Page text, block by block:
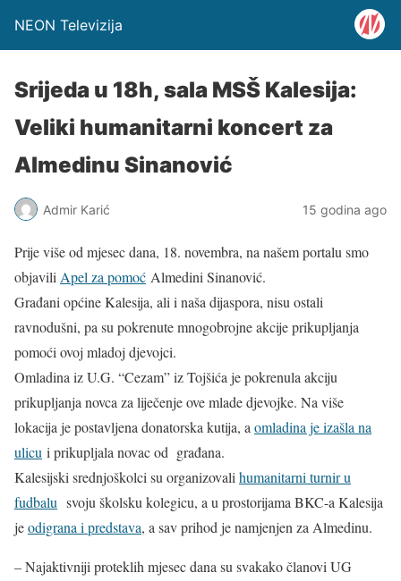
NEON Televizija
Srijeda u 18h, sala MSŠ Kalesija:
Veliki humanitarni koncert za
Almedinu Sinanović
Admir Karić 15 godina ago
Prije više od mjesec dana, 18. novembra, na našem portalu smo
objavili Apel za pomoć Almedini Sinanović.
Građani općine Kalesija, ali i naša dijaspora, nisu ostali
ravnodušni, pa su pokrenute mnogobrojne akcije prikupljanja
pomoći ovoj mladoj djevojci.
Omladina iz U.G. “Cezam” iz Tojšića je pokrenula akciju
prikupljanja novca za liječenje ove mlade djevojke. Na više
lokacija je postavljena donatorska kutija, a omladina je izašla na
ulicu i prikupljala novac od građana.
Kalesijski srednjoškolci su organizovali humanitarni turnir u
fudbalu svoju školsku kolegicu, a u prostorijama BKC-a Kalesija
jeodigrana i predstava, a sav prihod je namjenjen za Almedinu.
– Najaktivniji proteklih mjesec dana su svakako članovi UG